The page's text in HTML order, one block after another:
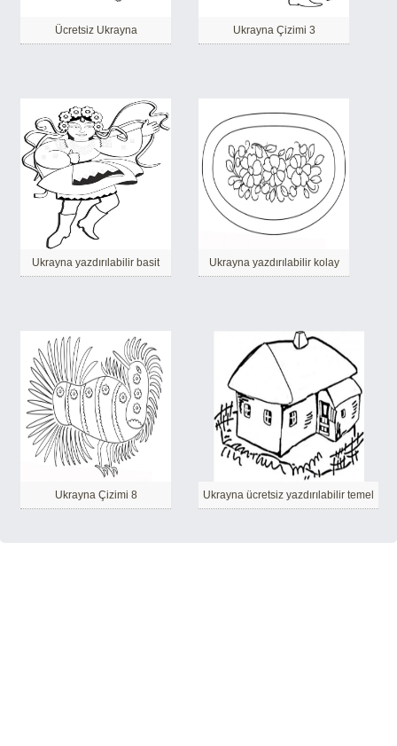
Ücretsiz Ukrayna Ukrayna Çizimi 3
Ukrayna yazdırılabilir basit Ukrayna yazdırılabilir kolay
Ukrayna Çizimi 8 Ukrayna ücretsiz yazdırılabilir temel